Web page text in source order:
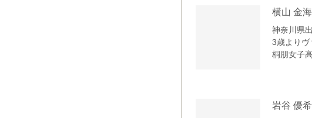
横山 金海
神奈川県出
3歳よりヴ
桐朋女子
位、全日
試験での
岩谷 優希